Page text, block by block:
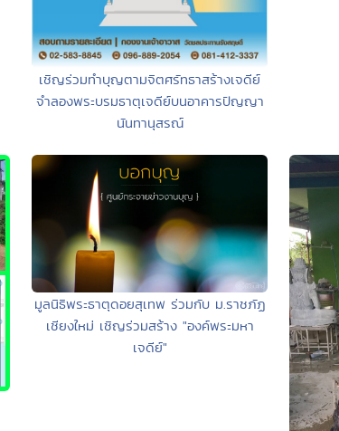
เชิญร่วมทำบุญตามจิตศรัทธาสร้างเจดีย์
จำลองพระบรมธาตุเจดีย์บนอาคารปัญญา
นันทานุสรณ์
มูลนิธิพระธาตุดอยสุเทพ ร่วมกับ ม.ราชภัฏ
เชียงใหม่ เชิญร่วมสร้าง "องค์พระมหา
เจดีย์"